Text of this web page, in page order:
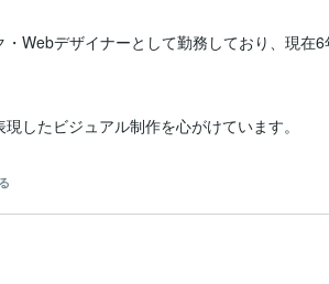
Webデザイナーとして勤務しており、現在6
したビジュアル制作を心がけています。